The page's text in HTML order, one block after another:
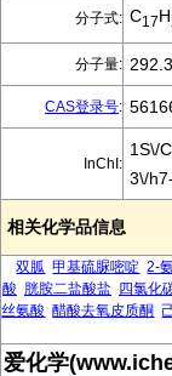
分子式: C17H
分子量:
CAS登录号:
InChI:
1S\/
3\/
相关化学品信息
双胍 甲基硫脲嘧啶 2-
酸 胱胺二盐酸盐 四氯化
丝氨酸 醋酸去氧皮质酮
爱化学